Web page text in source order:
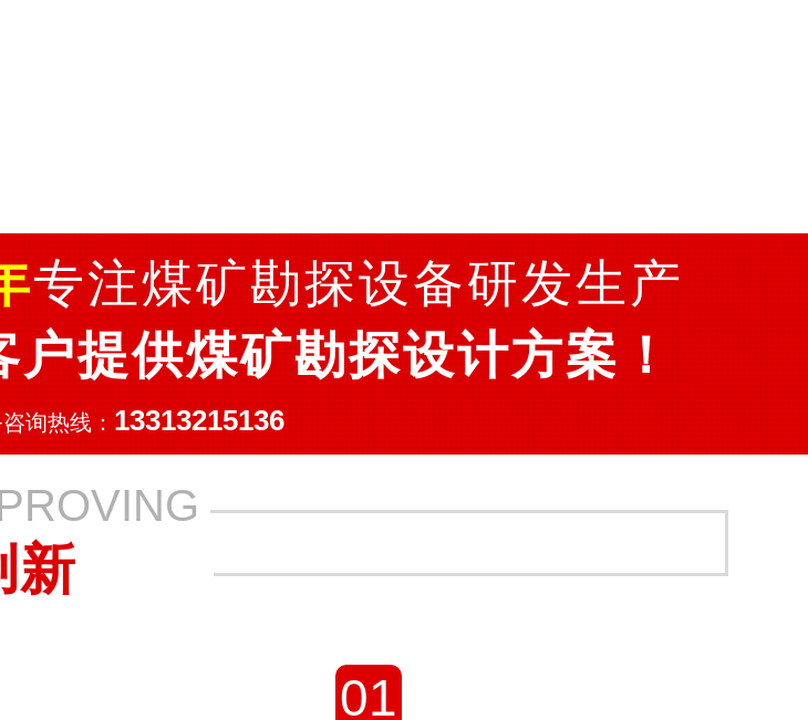
专注煤矿勘探设备研发生产
户提供煤矿勘探设计方案！
询热线： 13313215136
新
01